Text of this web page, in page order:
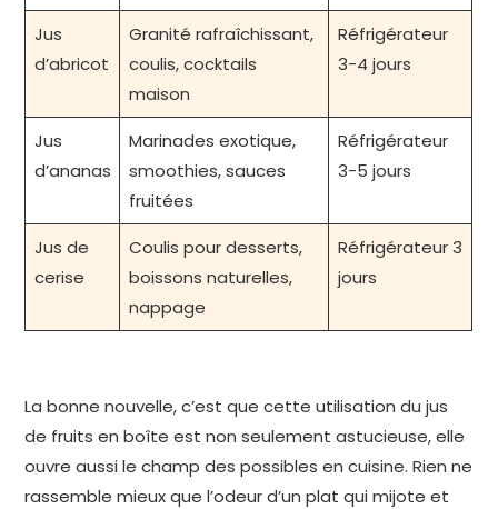
Jus
d’abricot
Granité rafraîchissant,
coulis, cocktails
maison
Réfrigérateur
3-4 jours
Jus
d’ananas
Marinades exotique,
smoothies, sauces
fruitées
Réfrigérateur
3-5 jours
Jus de
cerise
Coulis pour desserts,
boissons naturelles,
nappage
Réfrigérateur 3
jours
La bonne nouvelle, c’est que cette utilisation du jus
de fruits en boîte est non seulement astucieuse, elle
ouvre aussi le champ des possibles en cuisine. Rien ne
rassemble mieux que l’odeur d’un plat qui mijote et